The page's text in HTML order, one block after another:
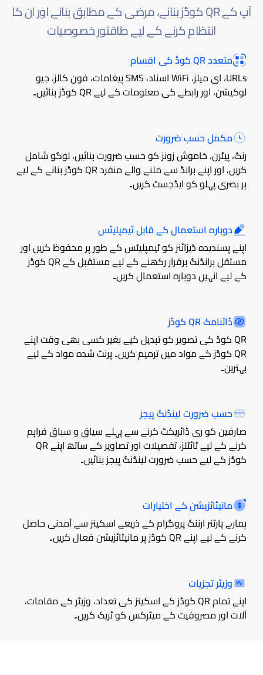
آپ کے QR کوڈز بنانے، مرضی کے مطابق بنانے اور ان کا
انتظام کرنے کے لیے طاقتور خصوصیات
متعدد QR کوڈ کی اقسام
URLs، ای میلز، WiFi اسناد، SMS پیغامات، فون کالز، جیو
لوکیشن، اور رابطے کی معلومات کے لیے QR کوڈز بنائیں۔
مکمل حسب ضرورت
رنگ، پیٹرن، خاموش زونز کو حسب ضرورت بنائیں، لوگو شامل
کریں، اور اپنے برانڈ سے ملنے والے منفرد QR کوڈز بنانے کے لیے
ہر بصری پہلو کو ایڈجسٹ کریں۔
دوبارہ استعمال کے قابل ٹیمپلیٹس
اپنے پسندیدہ ڈیزائنز کو ٹیمپلیٹس کے طور پر محفوظ کریں اور
مستقل برانڈنگ برقرار رکھنے کے لیے مستقبل کے QR کوڈز
کے لیے انہیں دوبارہ استعمال کریں۔
ڈائنامک QR کوڈز
QR کوڈ کی تصویر کو تبدیل کیے بغیر کسی بھی وقت اپنے
QR کوڈز کے مواد میں ترمیم کریں۔ پرنٹ شدہ مواد کے لیے
بہترین۔
حسب ضرورت لینڈنگ پیجز
صارفین کو ری ڈائریکٹ کرنے سے پہلے سیاق و سباق فراہم
کرنے کے لیے ٹائٹلز، تفصیلات اور تصاویر کے ساتھ اپنے QR
کوڈز کے لیے حسب ضرورت لینڈنگ پیجز بنائیں۔
مانیٹائزیشن کے اختیارات
ہمارے پارٹنر ارننگ پروگرام کے ذریعے اسکینز سے آمدنی حاصل
کرنے کے لیے اپنے QR کوڈز پر مانیٹائزیشن فعال کریں۔
وزیٹر تجزیات
اپنے تمام QR کوڈز کے اسکینز کی تعداد، وزیٹر کے مقامات،
آلات اور مصروفیت کے میٹرکس کو ٹریک کریں۔